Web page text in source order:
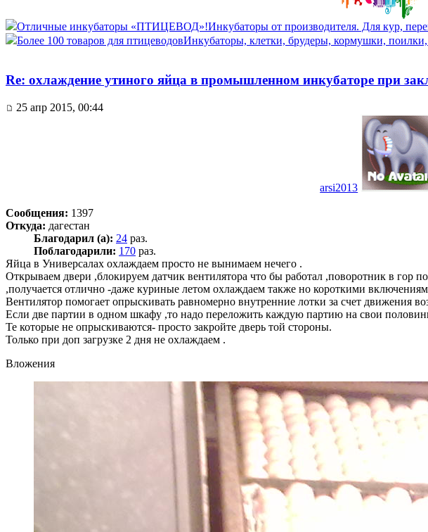
Отличные инкубаторы «ПТИЦЕВОД»!Инкубаторы от производителя. Для кур,
Более 100 товаров для птицеводовИнкубаторы, клетки, брудеры, кормушки, поилки,
Re: охлаждение утиного яйца в промышленном инкубаторе при
25 апр 2015, 00:44
arsi2013
Сообщения: 1397
Откуда: дагестан
Благодарил (а): 24 раз.
Поблагодарили: 170 раз.
Яйца в Универсалах охлаждаем просто не вынимаем нечего .
Открываем двери ,блокируем датчик вентилятора что бы работал ,поворотник в гор
,получается отлично -даже куриные летом охлаждаем также но короткими
Вентилятор помогает опрыскивать равномерно внутренние лотки за счет движения
Если две партии в одном шкафу ,то надо переложить каждую партию на свои
Те которые не опрыскиваются- просто закройте дверь той стороны.
Только при доп загрузке 2 дня не охлаждаем .
Вложения